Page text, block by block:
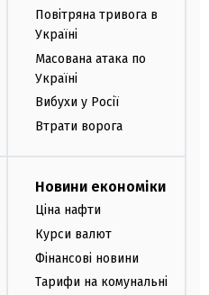
Повітряна тривога в
Україні
Масована атака по
Україні
Вибухи у Росії
Втрати ворога
Новини економіки
Ціна нафти
Курси валют
Фінансові новини
Тарифи на комунальні